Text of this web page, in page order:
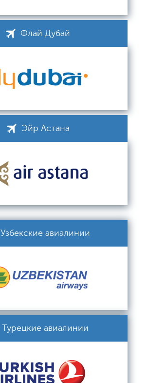
Флай Дубай
Эйр Астана
Узбекские авиалинии
Турецкие авиалинии